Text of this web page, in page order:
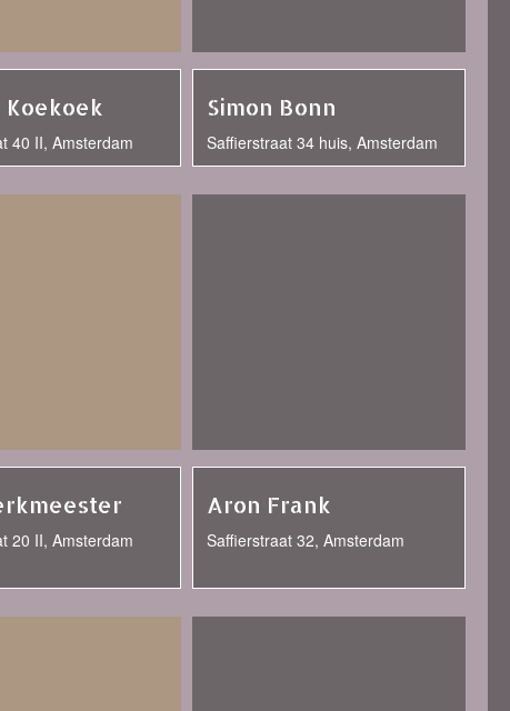
Koekoek
40 II, Amsterdam
Simon Bonn
Saffierstraat 34 huis, Amsterdam
20 II, Amsterdam
Aron Frank
Saffierstraat 32, Amsterdam